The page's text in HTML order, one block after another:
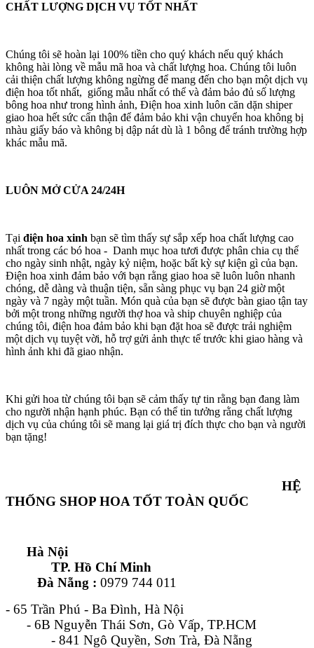
CHẤT LƯỢNG DỊCH VỤ TỐT NHẤT
Chúng tôi sẽ hoàn lại 100% tiền cho quý khách nếu quý khách
không hài lòng về mẫu mã hoa và chất lượng hoa. Chúng tôi luôn
cải thiện chất lượng không ngừng để mang đến cho bạn một dịch vụ
điện hoa tốt nhất, giống mẫu nhất có thể và đảm bảo đủ số lượng
bông hoa như trong hình ảnh, Điện hoa xinh luôn căn dặn shiper
giao hoa hết sức cẩn thận để đảm bảo khi vận chuyển hoa không bị
nhàu giấy báo và không bị dập nát dù là 1 bông để tránh trường hợp
khác mẫu mã.
LUÔN MỞ CỬA 24/24H
Tại điện hoa xinh bạn sẽ tìm thấy sự sắp xếp hoa chất lượng cao
nhất trong các bó hoa - Danh mục hoa tươi được phân chia cụ thể
cho ngày sinh nhật, ngày kỷ niệm, hoặc bất kỳ sự kiện gì của bạn.
Điện hoa xinh đảm bảo với bạn rằng giao hoa sẽ luôn luôn nhanh
chóng, dễ dàng và thuận tiện, sẵn sàng phục vụ bạn 24 giờ một
ngày và 7 ngày một tuần. Món quà của bạn sẽ được bàn giao tận tay
bởi một trong những người thợ hoa và ship chuyên nghiệp của
chúng tôi, điện hoa đảm bảo khi bạn đặt hoa sẽ được trải nghiệm
một dịch vụ tuyệt vời, hỗ trợ gửi ảnh thực tế trước khi giao hàng và
hình ảnh khi đã giao nhận.
Khi gửi hoa từ chúng tôi bạn sẽ cảm thấy tự tin rằng bạn đang làm
cho người nhận hạnh phúc. Bạn có thể tin tưởng rằng chất lượng
dịch vụ của chúng tôi sẽ mang lại giá trị đích thực cho bạn và người
bạn tặng!
HỆ
THỐNG SHOP HOA TỐT TOÀN QUỐC
Hà Nội
TP. Hồ Chí Minh
Đà Nẵng : 0979 744 011
- 65 Trần Phú - Ba Đình, Hà Nội
- 6B Nguyễn Thái Sơn, Gò Vấp, TP.HCM
- 841 Ngô Quyền, Sơn Trà, Đà Nẵng